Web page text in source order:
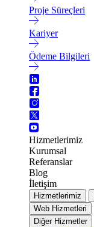
Proje Süreçleri
Kariyer
Ödeme Bilgileri
Hizmetlerimiz
Kurumsal
Referanslar
Blog
İletişim
Hizmetlerimiz
Web Hizmetleri
Diğer Hizmetler